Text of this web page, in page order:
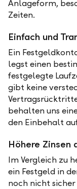
Anlageform,
Zeiten.
Einfach und
Ein
legst einen
festgelegte
gibt keine
behalten uns
den Einbehalt
Höhere Zinsen
Im Vergleich zu
ein Festgeld in
noch nicht